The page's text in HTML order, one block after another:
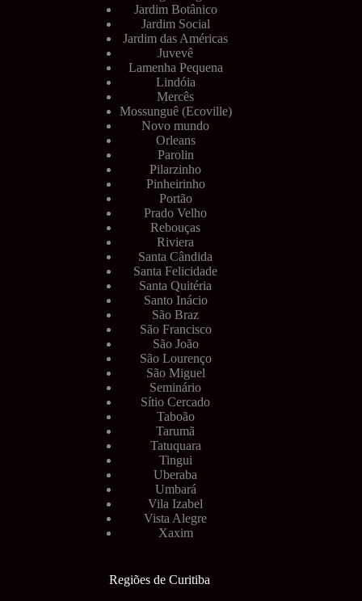
Jardim Botânico
Jardim Social
Jardim das Américas
Juvevê
Lamenha Pequena
Lindóia
Mercês
Mossunguê (Ecoville)
Novo mundo
Orleans
Parolin
Pilarzinho
Pinheirinho
Portão
Prado Velho
Rebouças
Riviera
Santa Cândida
Santa Felicidade
Santa Quitéria
Santo Inácio
São Braz
São Francisco
São João
São Lourenço
São Miguel
Seminário
Sítio Cercado
Taboão
Tarumã
Tatuquara
Tingui
Uberaba
Umbará
Vila Izabel
Vista Alegre
Xaxim
Regiões de Curitiba